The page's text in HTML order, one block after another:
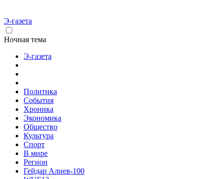
Э-газета
Ночная тема
Э-газета
Политика
События
Хроника
Экономика
Общество
Культура
Спорт
В мире
Регион
Гейдар Алиев-100